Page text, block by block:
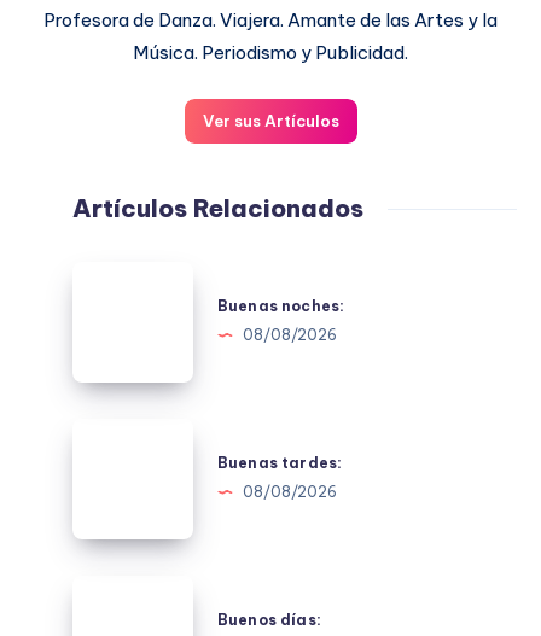
Profesora de Danza. Viajera. Amante de las Artes y la
Música. Periodismo y Publicidad.
Ver sus Artículos
Artículos Relacionados
Buenas noches:
08/08/2026
Buenas tardes:
08/08/2026
Buenos días: